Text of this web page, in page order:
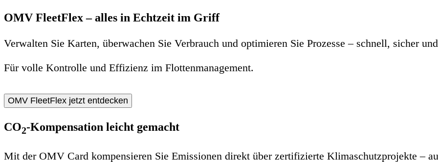
OMV FleetFlex – alles in Echtzeit im Griff
Verwalten Sie Karten, überwachen Sie Verbrauch und optimieren Sie Prozesse – schnell, sicher
Für volle Kontrolle und Effizienz im Flottenmanagement.
OMV FleetFlex jetzt entdecken
CO2-Kompensation leicht gemacht
Mit der OMV Card kompensieren Sie Emissionen direkt über zertifizierte Klimaschutzprojekte –